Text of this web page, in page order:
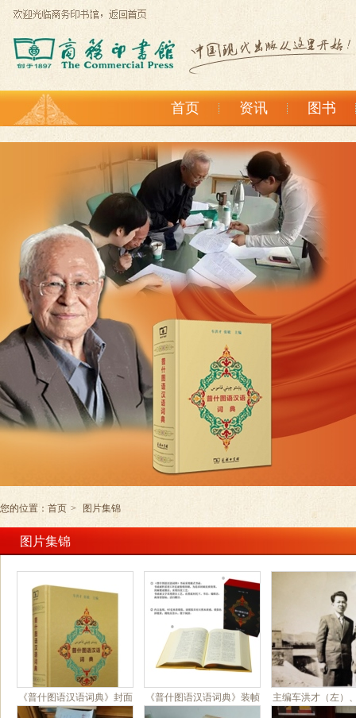
首页 资讯 图书
您的位置： 首页 > 图片集锦
图片集锦
《普什图语汉语词典》封面 《普什图语汉语词典》装帧
主编车洪才（左）
阿富汗留学时